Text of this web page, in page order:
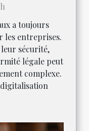
a toujours
les entreprises.
sécurité,
légale peut
complexe.